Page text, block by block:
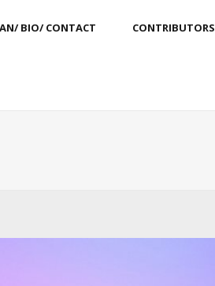
BIO/ CONTACT CONTRIBUTORS